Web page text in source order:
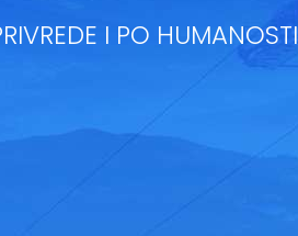
I PO HUMANOSTI